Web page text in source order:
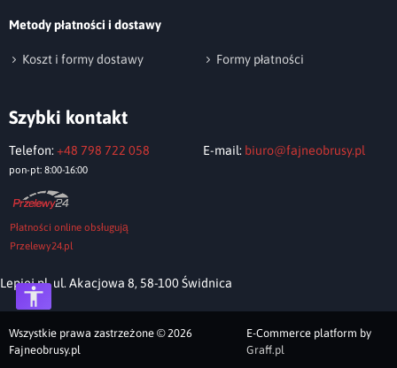
Metody płatności i dostawy
Koszt i formy dostawy Formy płatności
Szybki kontakt
Telefon: +48 798 722 058
pon-pt: 8:00-16:00
E-mail: biuro@fajneobrusy.pl
Płatności online obsługują
Przelewy24.pl
Lepiej.pl, ul. Akacjowa 8, 58-100 Świdnica
Wszystkie prawa zastrzeżone © 2026
Fajneobrusy.pl
E-Commerce platform by
Graff.pl